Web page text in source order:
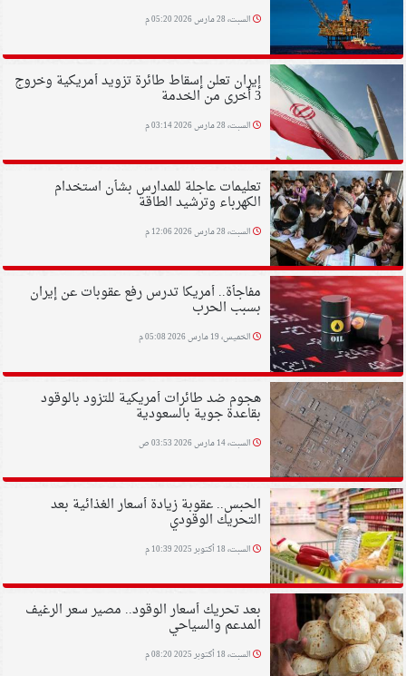
السبت، 28 مارس 2026 05:20 م
إيران تعلن إسقاط طائرة تزويد أمريكية وخروج
3 أخرى من الخدمة
السبت، 28 مارس 2026 03:14 م
تعليمات عاجلة للمدارس بشأن استخدام
الكهرباء وترشيد الطاقة
السبت، 28 مارس 2026 12:06 م
مفاجأة.. أمريكا تدرس رفع عقوبات عن إيران
بسبب الحرب
الخميس، 19 مارس 2026 05:08 م
هجوم ضد طائرات أمريكية للتزود بالوقود
بقاعدة جوية بالسعودية
السبت، 14 مارس 2026 03:53 ص
الحبس.. عقوبة زيادة أسعار الغذائية بعد
التحريك الوقودي
السبت، 18 أكتوبر 2025 10:39 م
بعد تحريك أسعار الوقود.. مصير سعر الرغيف
المدعم والسياحي
السبت، 18 أكتوبر 2025 08:20 م